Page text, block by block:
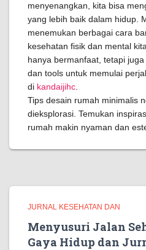
menyenangkan, kita bisa
yang lebih baik dalam hidup.
menemukan berbagai cara
kesehatan fisik dan mental
hanya bermanfaat, tetapi
dan tools untuk memulai
di kandaijihc
Tips desain rumah minimalis
dieksplorasi. Temukan
rumah makin nyaman dan
JURNAL KESEHATAN DAN
Menyusuri Jalan
Gaya Hidup dan